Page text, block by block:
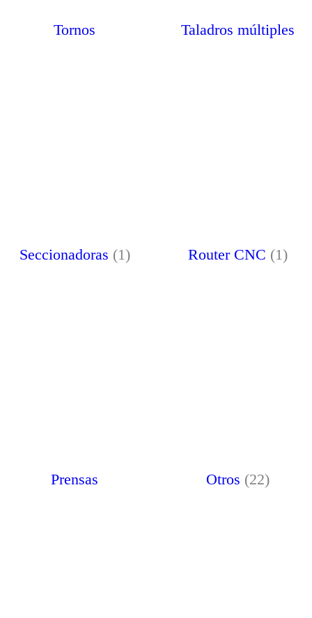
Tornos Taladros múltiples
Seccionadoras (1) Router CNC (1)
Prensas Otros (22)